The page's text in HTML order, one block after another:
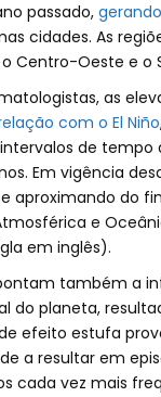
passado,
cidades. As
Centro-Oeste e o
as
com o El Niño
de tempo
Em vigência
aproximando do
e
em inglês).
também a
do planeta,
efeito estufa
a resultar em
cada vez mais